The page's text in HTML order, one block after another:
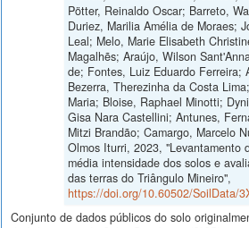
Pötter, Reinaldo Oscar; Barreto,
Duriez, Marilia Amélia de Moraes;
Leal; Melo, Marie Elisabeth
Magalhẽs; Araújo, Wilson
de; Fontes, Luiz Eduardo Ferreira;
Bezerra, Therezinha da Costa
Maria; Bloise, Raphael Minotti;
Gisa Nara Castellini; Antunes,
Mitzi Brandão; Camargo, Marcelo
Olmos Iturri, 2023, "Levantamento
média intensidade dos solos e
das terras do Triângulo Mineiro",
https://doi.org/10.60502/SoilData/
Conjunto de dados públicos do solo